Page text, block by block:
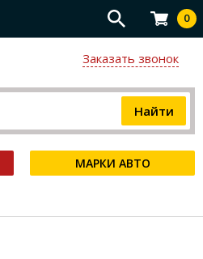
0
Заказать звонок
МАРКИ АВТО